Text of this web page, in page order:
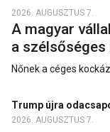
2026. AUGUSZTUS 7.
A magyar
a szélsőséges
Nőnek a céges
Trump újra
2026. AUGUSZTUS 7.